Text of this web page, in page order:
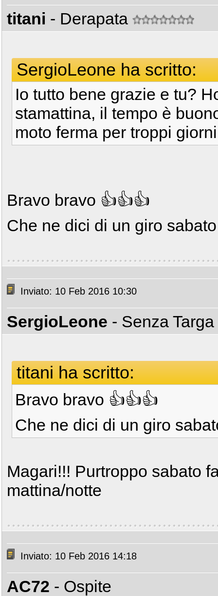
titani - Derapata
SergioLeone ha scritto:
Io tutto bene grazie e tu?
stamattina, il tempo è
moto ferma per troppi giorni
Bravo bravo 👍👍👍
Che ne dici di un giro
Inviato: 10 Feb 2016 10:30
SergioLeone - Senza Targa
titani ha scritto:
Bravo bravo 👍👍👍
Che ne dici di un giro
Magari!!! Purtroppo sabato
mattina/notte
Inviato: 10 Feb 2016 14:18
AC72 - Ospite